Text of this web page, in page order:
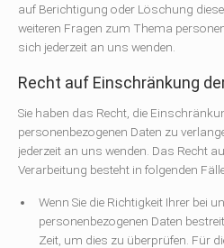
auf Berichtigung oder Löschung
weiteren Fragen zum Thema
sich jederzeit an uns wenden.
Recht auf Einschränkung
Sie haben das Recht, die
personenbezogenen Daten zu
jederzeit an uns wenden. Das Recht
Verarbeitung besteht in folgenden
Wenn Sie die Richtigkeit Ihrer bei
personenbezogenen Daten
Zeit, um dies zu überprüfen. Für